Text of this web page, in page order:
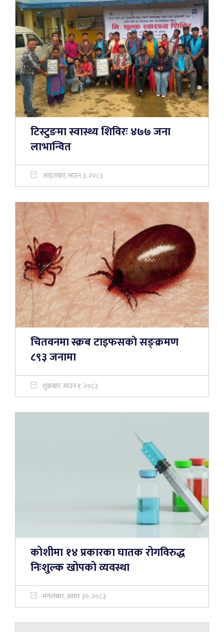
टिस्टुङमा स्वास्थ्य शिविरः ४७७ जना
लाभान्वित
आइतबार, साउन ३, २०८३
चितवनमा स्क्रब टाइफसकाे सङ्क्रमण
८९३ जनामा
शुक्रबार, साउन १, २०८३
कोशीमा १४ प्रकारका घातक रोगविरुद्ध
निःशुल्क खोपको व्यवस्था
मंगलबार, असार ३०, २०८३